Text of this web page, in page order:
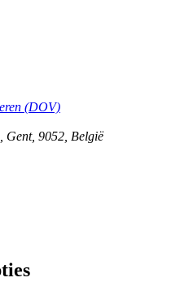
(DOV)
, Gent, 9052, België